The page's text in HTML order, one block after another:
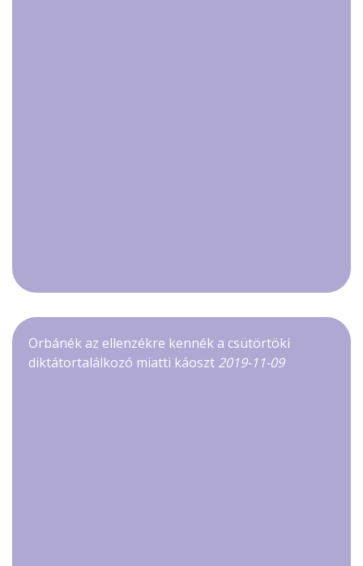
Orbánék az ellenzékre kennék a csütörtöki
diktátortalálkozó miatti káoszt 2019-11-09